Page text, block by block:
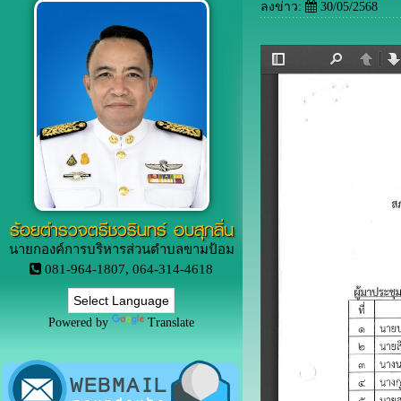
ร้อยตำรวจตรีชวรินทร์ อบสุกลิ่น
นายกองค์การบริหารส่วนตำบลขามป้อม
081-964-1807, 064-314-4618
Powered by Translate
ลงข่าว: 30/05/2568